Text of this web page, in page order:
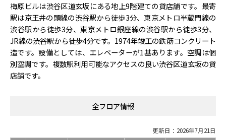
梅原ビルは渋谷区道玄坂にある地上9階建ての貸店舗です。最寄
駅は京王井の頭線の渋谷駅から徒歩3分、東京メトロ半蔵門線の
渋谷駅から徒歩3分、東京メトロ銀座線の渋谷駅から徒歩3分、
JR線の渋谷駅から徒歩4分です。1974年竣工の鉄筋コンクリート
造です。設備としては、エレベーターが1基あります。空調は個
別空調です。複数駅利用可能なアクセスの良い渋谷区道玄坂の貸
店舗です。
全フロア情報
更新日：2026年7月21日